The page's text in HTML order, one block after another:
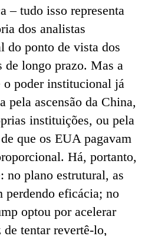
– tudo isso representa
dos analistas
do ponto de vista dos
de longo prazo. Mas a
o poder institucional já
pela ascensão da China,
instituições, ou pela
que os EUA pagavam
Há, portanto,
no plano estrutural, as
eficácia; no
optou por acelerar
de tentar revertê-lo,